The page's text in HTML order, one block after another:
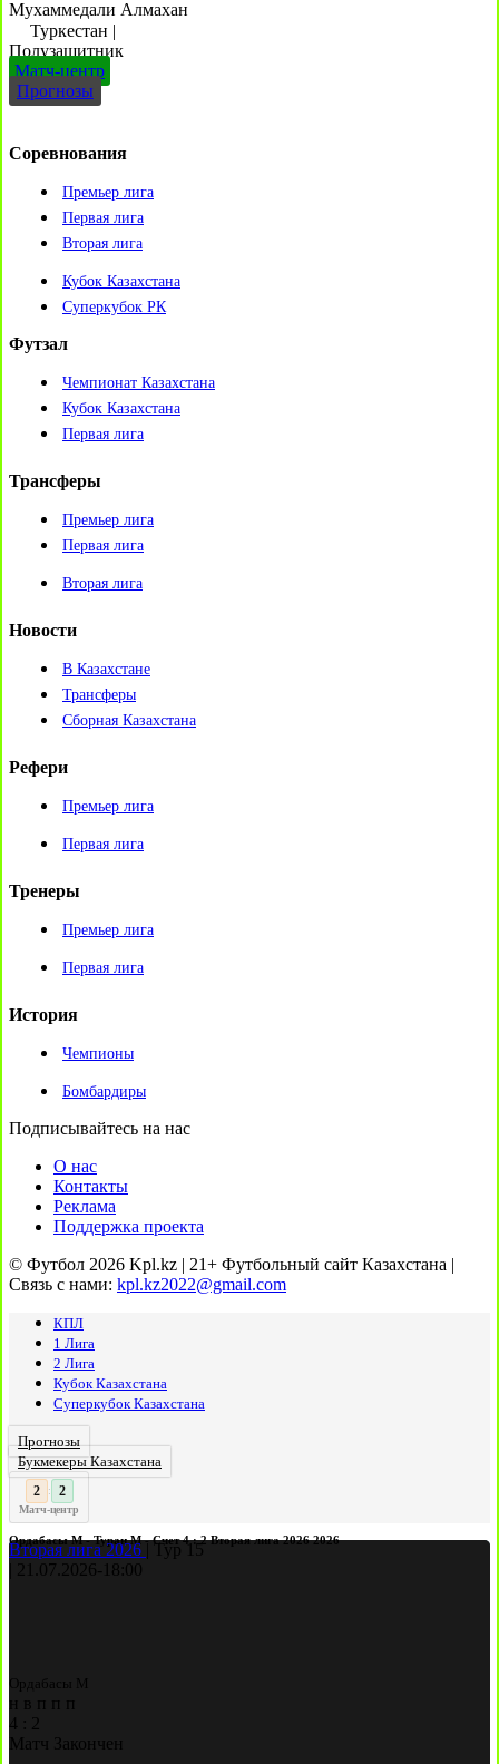
Мухаммедали Алмахан
Туркестан |
Полузащитник
Матч-центр
Прогнозы
Соревнования
Премьер лига
Первая лига
Вторая лига
Кубок Казахстана
Суперкубок РК
Футзал
Чемпионат Казахстана
Кубок Казахстана
Первая лига
Трансферы
Премьер лига
Первая лига
Вторая лига
Новости
В Казахстане
Трансферы
Сборная Казахстана
Рефери
Премьер лига
Первая лига
Тренеры
Премьер лига
Первая лига
История
Чемпионы
Бомбардиры
Подписывайтесь на нас
О нас
Контакты
Реклама
Поддержка проекта
© Футбол 2026 Kpl.kz | 21+ Футбольный сайт Казахстана |
Связь с нами: kpl.kz2022@gmail.com
КПЛ
1 Лига
2 Лига
Кубок Казахстана
Суперкубок Казахстана
Прогнозы
Букмекеры Казахстана
: 2
Матч-центр
Ордабасы М - Туран М - Счет 4 : 2 Вторая лига 2026 2026
Вторая лига 2026
Тур 15
21.07.2026- 18:00
Ордабасы М
н в п п
п
4
2
Матч Закончен